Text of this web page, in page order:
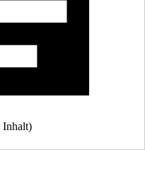
Inhalt)